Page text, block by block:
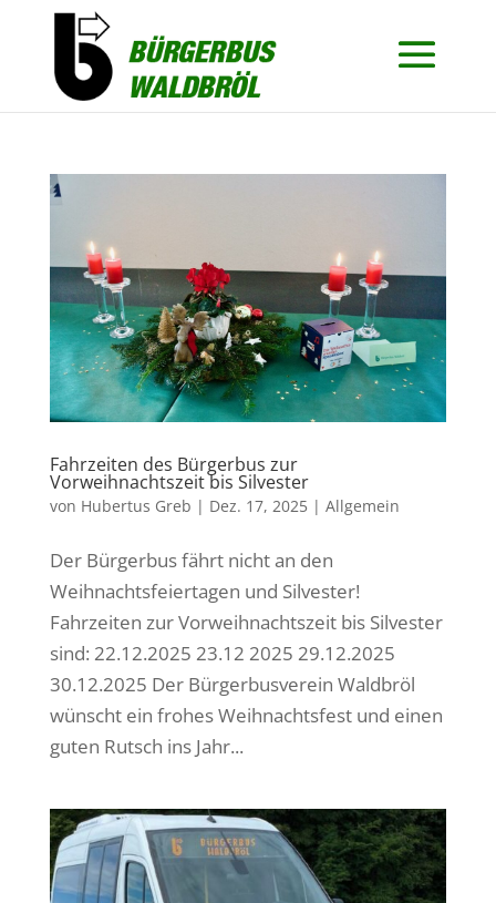
Fahrzeiten des Bürgerbus zur
Vorweihnachtszeit bis Silvester
von Hubertus Greb | Dez. 17, 2025| Allgemein
Der Bürgerbus fährt nicht an den
Weihnachtsfeiertagen und Silvester!
Fahrzeiten zur Vorweihnachtszeit bis Silvester
sind: 22.12.2025 23.12 2025 29.12.2025
30.12.2025 Der Bürgerbusverein Waldbröl
wünscht ein frohes Weihnachtsfest und einen
guten Rutsch ins Jahr...